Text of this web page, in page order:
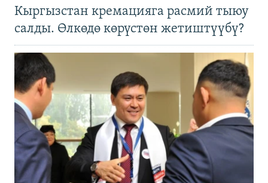
Кыргызстан кремацияга расмий тыюу
салды. Өлкөдө көрүстөн жетиштүүбү?